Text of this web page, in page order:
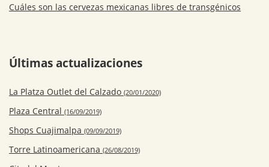
Cuáles son las cervezas mexicanas libres de transgénicos
Últimas actualizaciones
La Platza Outlet del Calzado (20/01/2020)
Plaza Central (16/09/2019)
Shops Cuajimalpa (09/09/2019)
Torre Latinoamericana (26/08/2019)